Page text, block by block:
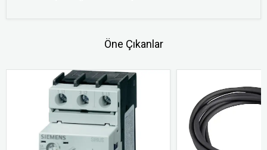
Öne Çıkanlar